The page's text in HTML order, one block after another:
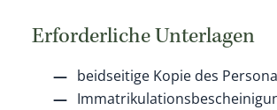
Erforderliche Unterlagen
beidseitige Kopie des